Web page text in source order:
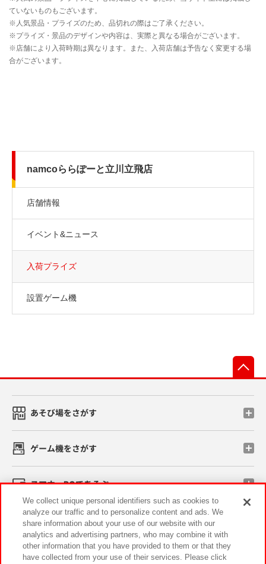
namcoららぽーと立川立飛店
店舗情報
イベント&ニュース
入荷プライズ
設置ゲーム機
あそび場をさがす
ゲーム機をさがす
スマホ・PCであそぶ
イベント・キャンペーン
We collect unique personal identifiers such as cookies to
analyze our traffic and to personalize content and ads. We
share information about your use of our website with our
analytics and advertising partners, who may combine it with
other information that you have provided to them or that they
have collected from your use of their services. Please click